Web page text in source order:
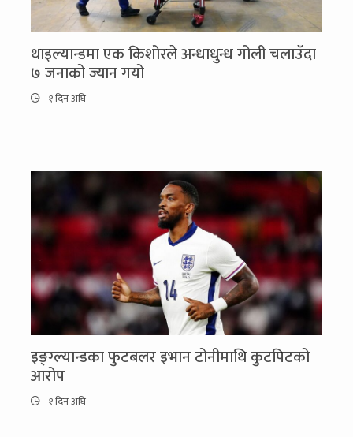
थाइल्यान्डमा एक किशोरले अन्धाधुन्ध गोली चलाउँदा
७ जनाको ज्यान गयो
१ दिन अघि
इङ्ग्ल्यान्डका फुटबलर इभान टोनीमाथि कुटपिटको
आरोप
१ दिन अघि